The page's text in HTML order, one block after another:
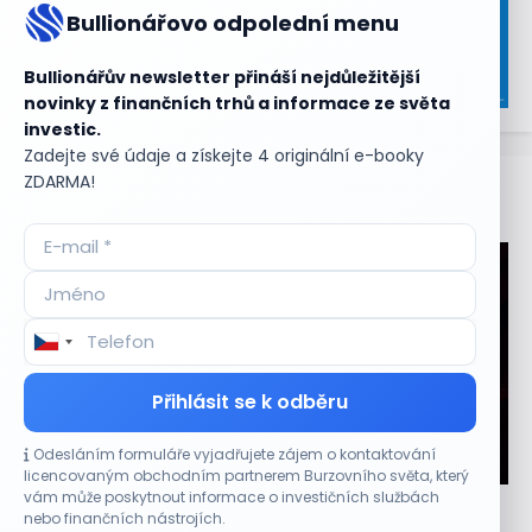
Bullionářovo odpolední menu
Bullionářův newsletter přináší nejdůležitější
novinky z finančních trhů a informace ze světa
investic.
Zadejte své údaje a získejte 4 originální e-booky
ZDARMA!
Přihlásit se k odběru
Odesláním formuláře vyjadřujete zájem o kontaktování
licencovaným obchodním partnerem Burzovního světa, který
vám může poskytnout informace o investičních službách
nebo finančních nástrojích.
Aktuální
CO HÝBE TRHEM
Plány Starlinku srazily akcie T-Mobile, AT&T a